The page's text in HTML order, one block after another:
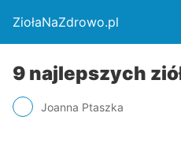
ZiołaNaZdrowo.pl
9 najlepszych
Joanna Ptaszka